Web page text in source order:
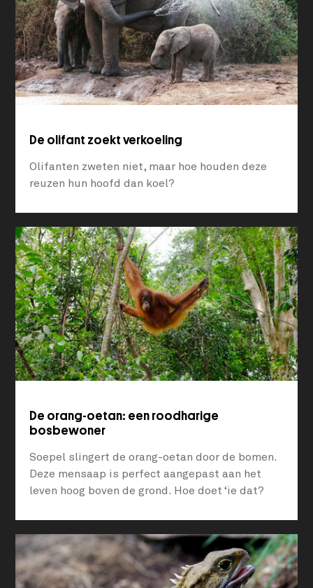
De olifant zoekt verkoeling
Olifanten zweten niet, maar hoe houden deze
reuzen hun hoofd dan koel?
De orang-oetan: een roodharige
bosbewoner
Soepel slingert de orang-oetan door de bomen.
Deze mensaap is perfect aangepast aan het
leven hoog boven de grond. Hoe doet ‘ie dat?